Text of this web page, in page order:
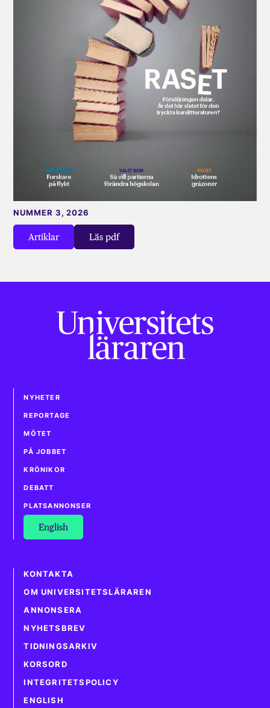
Artiklar Läs pdf
NUMMER 3, 2026
NYHETER
REPORTAGE
MÖTET
PÅ JOBBET
KRÖNIKOR
DEBATT
PLATSANNONSER
English
KONTAKTA
OM UNIVERSITETSLÄRAREN
ANNONSERA
NYHETSBREV
TIDNINGSARKIV
KORSORD
INTEGRITETSPOLICY
ENGLISH